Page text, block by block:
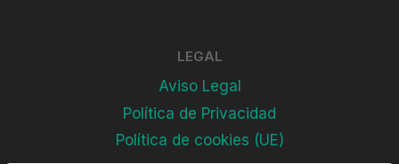
LEGAL
Aviso Legal
Política de Privacidad
Política de cookies (UE)